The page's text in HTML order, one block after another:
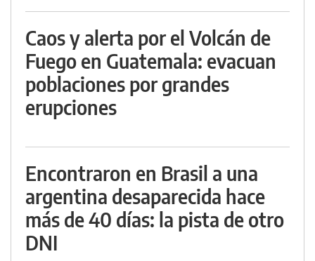
Caos y alerta por el Volcán de
Fuego en Guatemala: evacuan
poblaciones por grandes
erupciones
Encontraron en Brasil a una
argentina desaparecida hace
más de 40 días: la pista de otro
DNI